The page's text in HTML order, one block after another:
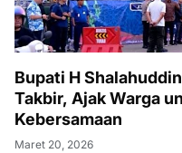
Bupati H
Takbir, Ajak Warga
Kebersamaan
Maret 20, 2026